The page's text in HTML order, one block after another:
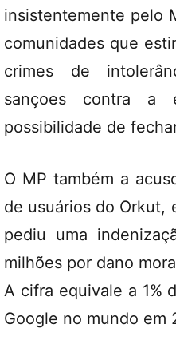
insistentemente pelo
comunidades que
crimes de
sançoes contra a
possibilidade de
O MP também a
de usuários do Orkut,
pediu uma
milhões por dano
A cifra equivale a 1%
Google no mundo em